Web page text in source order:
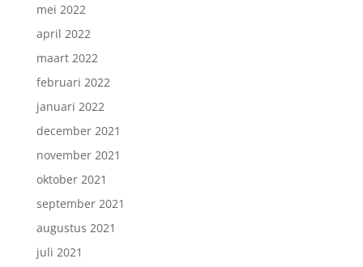
mei 2022
april 2022
maart 2022
februari 2022
januari 2022
december 2021
november 2021
oktober 2021
september 2021
augustus 2021
juli 2021